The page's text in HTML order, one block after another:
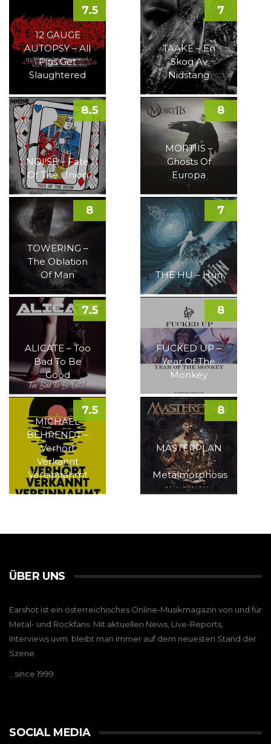
12 GAUGE
AUTOPSY – All
Pigs Get
Slaughtered
7.5
TAAKE – En
Skog Av
Nidstang
7
NOI!SE – Fate
Of The Union
8.5
MORTIIS –
Ghosts Of
Europa
8
TOWERING –
The Oblation
Of Man
8
THE HU – Hun
7
ALICATE – Too
Bad To Be
Good
7.5
FUCKED UP –
Year Of The
Monkey
8
MICHAEL
BEHRENDT –
Verhört
Verkannt
Vereinnahmt
7.5
MASTERPLAN
–
Metalmorphosis
8
ÜBER UNS
Earshot ist ein österreichisches Online-Musikmagazin von und für
Metal- und Rockfans. Mit aktuellen News, Live-Reports,
Interviews uvm. bleibt man immer auf dem neuesten Stand der
Szene.
…since 1999
SOCIAL MEDIA